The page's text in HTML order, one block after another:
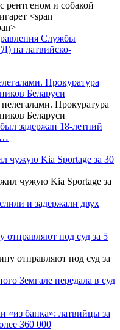
Службы
на латвийско-
Прокуратура
Беларуси
задержан 18-летний
чужую Kia Sportage за 30
и задержали двух
отправляют под суд за 5
Земгале передала в суд
«из банка»: латвийцы за
360 000